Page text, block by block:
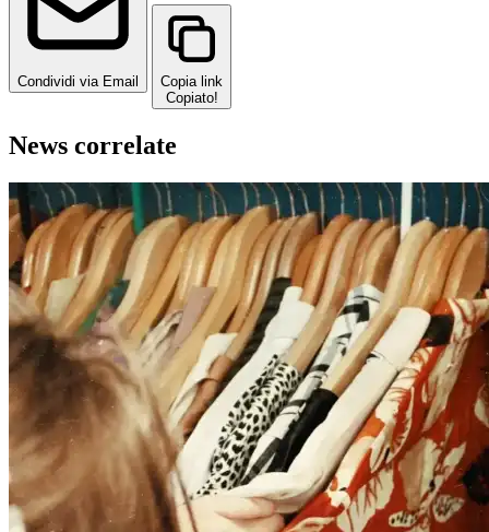
Condividi via Email
Copia link
Copiato!
News correlate